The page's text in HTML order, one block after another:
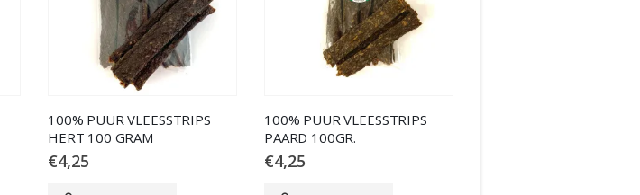
100% PUUR VLEESSTRIPS
HERT 100 GRAM
€4,25
100% PUUR VLEESSTRIPS
PAARD 100GR.
€4,25